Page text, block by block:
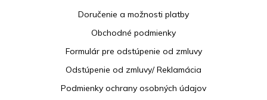
Doručenie a možnosti platby
Obchodné podmienky
Formulár pre odstúpenie od zmluvy
Odstúpenie od zmluvy/ Reklamácia
Podmienky ochrany osobných údajov